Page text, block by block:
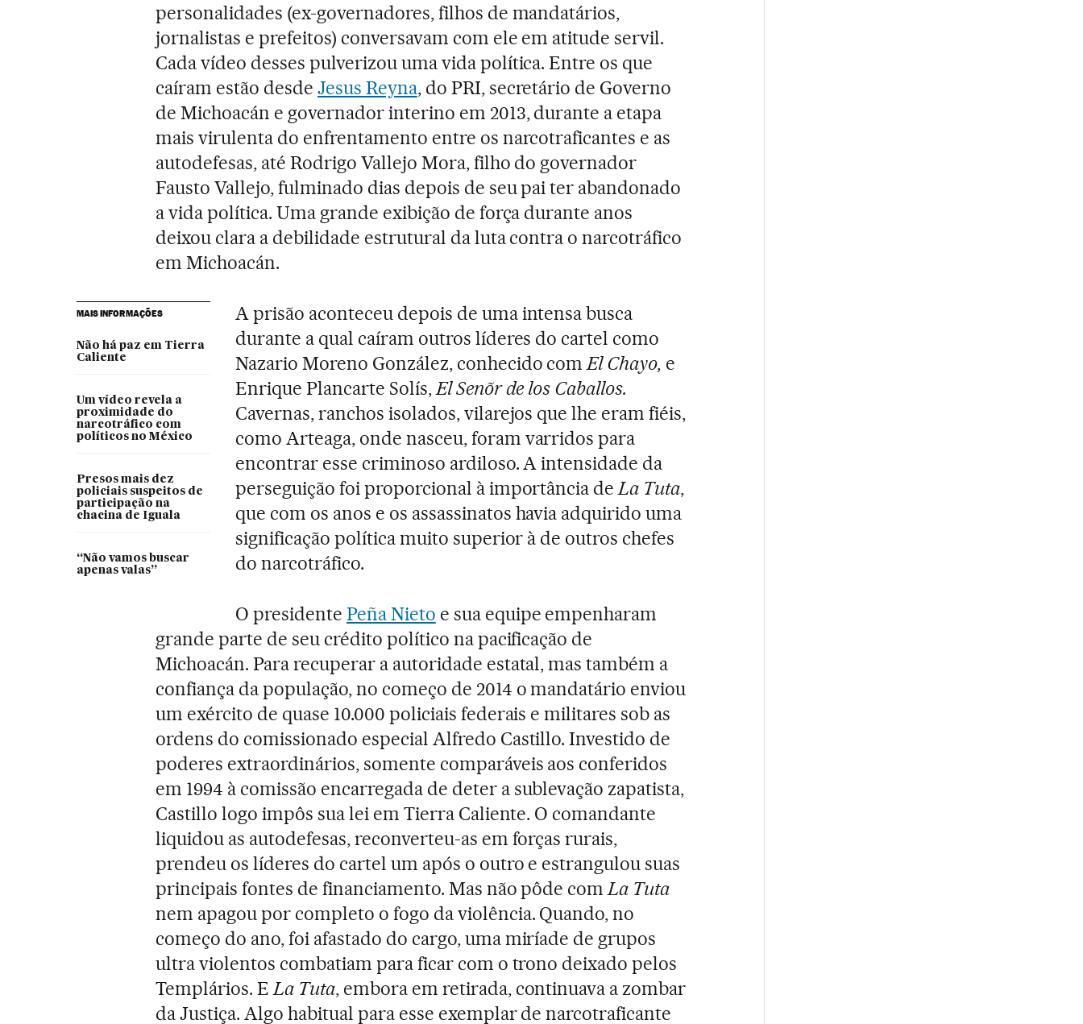
personalidades (ex-governadores, filhos de mandatários,
jornalistas e prefeitos) conversavam com ele em atitude servil.
Cada vídeo desses pulverizou uma vida política. Entre os que
caíram estão desde Jesus Reyna, do PRI, secretário de Governo
de Michoacán e governador interino em 2013, durante a etapa
mais virulenta do enfrentamento entre os narcotraficantes e as
autodefesas, até Rodrigo Vallejo Mora, filho do governador
Fausto Vallejo, fulminado dias depois de seu pai ter abandonado
a vida política. Uma grande exibição de força durante anos
deixou clara a debilidade estrutural da luta contra o narcotráfico
em Michoacán.
MAIS INFORMAÇÕES
Não há paz em Tierra
Caliente
Um vídeo revela a
proximidade do
narcotráfico com
políticos no México
Presos mais dez
policiais suspeitos de
participação na
chacina de Iguala
“Não vamos buscar
apenas valas”
A prisão aconteceu depois de uma intensa busca
durante a qual caíram outros líderes do cartel como
Nazario Moreno González, conhecido comEl Chayo, e
Enrique Plancarte Solís,El Senõr de los Caballos.
Cavernas, ranchos isolados, vilarejos que lhe eram fiéis,
como Arteaga, onde nasceu, foram varridos para
encontrar esse criminoso ardiloso. A intensidade da
perseguição foi proporcional à importância deLa Tuta,
que com os anos e os assassinatos havia adquirido uma
significação política muito superior à de outros chefes
do narcotráfico.
O presidente Peña Nieto e sua equipe empenharam
grande parte de seu crédito político na pacificação de
Michoacán. Para recuperar a autoridade estatal, mas também a
confiança da população, no começo de 2014 o mandatário enviou
um exército de quase 10.000 policiais federais e militares sob as
ordens do comissionado especial Alfredo Castillo. Investido de
poderes extraordinários, somente comparáveis aos conferidos
em 1994 à comissão encarregada de deter a sublevação zapatista,
Castillo logo impôs sua lei em Tierra Caliente. O comandante
liquidou as autodefesas, reconverteu-as em forças rurais,
prendeu os líderes do cartel um após o outro e estrangulou suas
principais fontes de financiamento. Mas não pôde comLa Tuta
nem apagou por completo o fogo da violência. Quando, no
começo do ano, foi afastado do cargo, uma miríade de grupos
ultra violentos combatiam para ficar com o trono deixado pelos
Templários. ELa Tuta, embora em retirada, continuava a zombar
da Justiça. Algo habitual para esse exemplar de narcotraficante